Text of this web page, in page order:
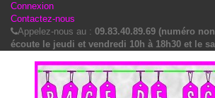
Connexion
Contactez-nous
Appelez-nous au : 09.83.40.89.69 (numéro
écoute le jeudi et vendredi 10h à 18h30 et le